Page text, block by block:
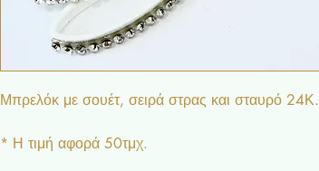
Μπρελόκ με σουέτ, σειρά στρας και σταυρό 24Κ.
* Η τιμή αφορά 50τμχ.